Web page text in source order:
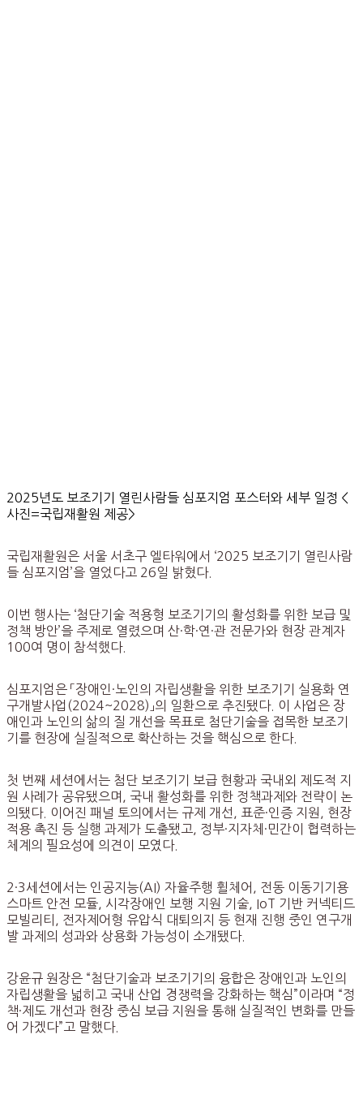
2025년도 보조기기 열린사람들 심포지엄 포스터와 세부 일정 <
사진=국립재활원 제공>
국립재활원은 서울 서초구 엘타워에서 ‘2025 보조기기 열린사람
들 심포지엄’을 열었다고 26일 밝혔다.
이번 행사는 ‘첨단기술 적용형 보조기기의 활성화를 위한 보급 및
정책 방안’을 주제로 열렸으며 산·학·연·관 전문가와 현장 관계자
100여 명이 참석했다.
심포지엄은 「장애인·노인의 자립생활을 위한 보조기기 실용화 연
구개발사업(2024~2028)」의 일환으로 추진됐다. 이 사업은 장
애인과 노인의 삶의 질 개선을 목표로 첨단기술을 접목한 보조기
기를 현장에 실질적으로 확산하는 것을 핵심으로 한다.
첫 번째 세션에서는 첨단 보조기기 보급 현황과 국내외 제도적 지
원 사례가 공유됐으며, 국내 활성화를 위한 정책과제와 전략이 논
의됐다. 이어진 패널 토의에서는 규제 개선, 표준·인증 지원, 현장
적용 촉진 등 실행 과제가 도출됐고, 정부·지자체·민간이 협력하는
체계의 필요성에 의견이 모였다.
2·3세션에서는 인공지능(AI) 자율주행 휠체어, 전동 이동기기용
스마트 안전 모듈, 시각장애인 보행 지원 기술, IoT 기반 커넥티드
모빌리티, 전자제어형 유압식 대퇴의지 등 현재 진행 중인 연구개
발 과제의 성과와 상용화 가능성이 소개됐다.
강윤규 원장은 “첨단기술과 보조기기의 융합은 장애인과 노인의
자립생활을 넓히고 국내 산업 경쟁력을 강화하는 핵심”이라며 “정
책·제도 개선과 현장 중심 보급 지원을 통해 실질적인 변화를 만들
어 가겠다”고 말했다.